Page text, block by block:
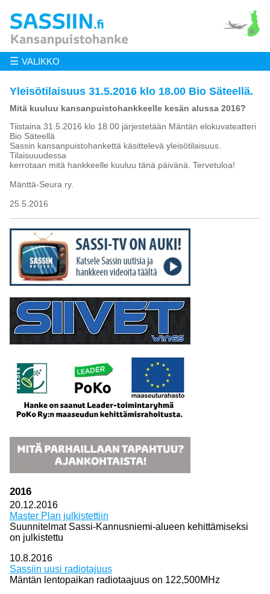
☰ VALIKKO
Yleisötilaisuus 31.5.2016 klo 18.00 Bio Säteellä.
Mitä kuuluu kansanpuistohankkeelle kesän alussa 2016?
Tiistaina 31.5.2016 klo 18.00 järjestetään Mäntän elokuvateatteri
Bio Säteellä
Sassin kansanpuistohankettä käsittelevä yleisötilaisuus.
Tilaisuuudessa
kerrotaan mitä hankkeelle kuuluu tänä päivänä. Tervetuloa!
Mänttä-Seura ry.
25.5.2016
2016
20.12.2016
Master Plan julkistettiin
Suunnitelmat Sassi-Kannusniemi-alueen kehittämiseksi
on julkistettu
10.8.2016
Sassiin uusi radiotajuus
Mäntän lentopaikan radiotaajuus on 122,500MHz